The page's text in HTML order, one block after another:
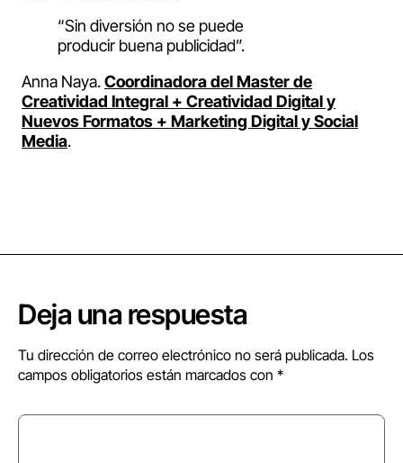
“Sin diversión no se puede
producir buena publicidad”.
Anna Naya.Coordinadora del Master de
Creatividad Integral + Creatividad Digital y
Nuevos Formatos + Marketing Digital y Social
Media.
Deja una respuesta
Tu dirección de correo electrónico no será publicada. Los
campos obligatorios están marcados con *